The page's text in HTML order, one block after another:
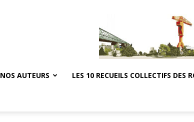
NOS AUTEURS LES 10 RECUEILS COLLECTIFS DES